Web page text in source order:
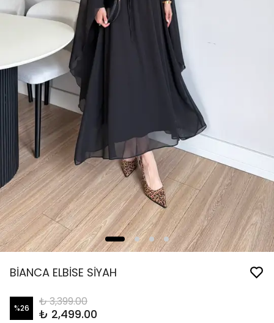
BİANCA ELBİSE SİYAH
%26 ₺ 3,399.00
₺ 2,499.00